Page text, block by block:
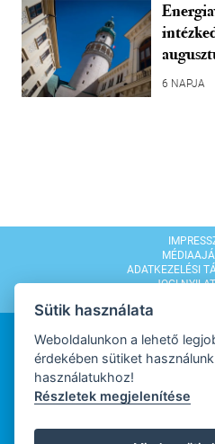
6 NAPJA
ADATKEZELÉSI
JOGI
Sütik használata
Weboldalunkon a lehető
érdekében sütiket
használatukhoz!
Részletek megjelenítése